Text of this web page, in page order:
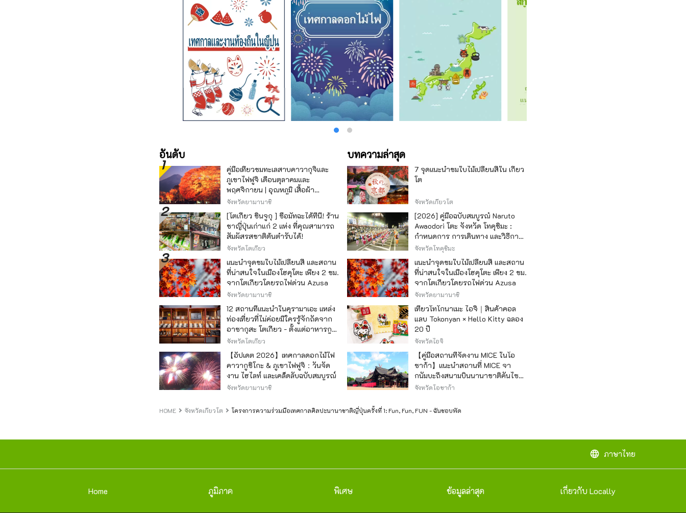
อันดับ
คู่มือเที่ยวชมทะเลสาบคาวากุจิและ
ภูเขาไฟฟูจิ เดือนตุลาคมและ
พฤศจิกายน | อุณหภูมิ เสื้อผ้า
เทศกาลใบไม้เปลี่ยนสี และจุดชมวิว
จังหวัดยามานาชิ
[โตเกียว ชินจูกุ ] ซื้อมัทฉะได้ที่นี่! ร้าน
ชาญี่ปุ่นเก่าแก่ 2 แห่ง ที่คุณสามารถ
สัมผัสรสชาติต้นตำรับได้!
จังหวัดโตเกียว
แนะนำจุดชมใบไม้เปลี่ยนสี และสถาน
ที่น่าสนใจในเมืองโฮคุโตะ เพียง 2 ชม.
จากโตเกียวโดยรถไฟด่วน Azusa
จังหวัดยามานาชิ
12 สถานที่แนะนำในคุรามาเอะ แหล่ง
ท่องเที่ยวที่ไม่ค่อยมีใครรู้จักถัดจาก
อาซากุสะ โตเกียว - ตั้งแต่อาหารกูร์
เมต์ยอดนิยมไปจนถึงร้านค้าที่มี
จังหวัดโตเกียว
【อัปเดต 2026】เทศกาลดอกไม้ไฟ
คาวากูชิโกะ & ภูเขาไฟฟูจิ：วันจัด
งาน ไฮไลท์ และเคล็ดลับฉบับสมบูรณ์
จังหวัดยามานาชิ
บทความล่าสุด
7 จุดแนะนำชมใบไม้เปลี่ยนสีใน เกียว
โต
จังหวัดเกียวโต
[2026] คู่มือฉบับสมบูรณ์ Naruto
Awaodori โตะ จังหวัด โทคุชิมะ :
กำหนดการ การเดินทาง และวิธีการ
เพลิดเพลิน
จังหวัดโทคุชิมะ
แนะนำจุดชมใบไม้เปลี่ยนสี และสถาน
ที่น่าสนใจในเมืองโฮคุโตะ เพียง 2 ชม.
จากโตเกียวโดยรถไฟด่วน Azusa
จังหวัดยามานาชิ
เที่ยวโทโกนาเมะ ไอจิ｜สินค้าคอล
แลบ Tokonyan × Hello Kitty ฉลอง
20 ปี
จังหวัดไอจิ
【คู่มือสถานที่จัดงาน MICE ในโอ
ซาก้า】แนะนำสถานที่ MICE จา
กนัมบะถึงสนามบินนานาชาติคันไซ
สำหรับการประชุมนานาชาติและ
จังหวัดโอซาก้า
HOME จังหวัดเกียวโต โครงการความร่วมมือเทศกาลศิลปะนานาชาติญี่ปุ่นครั้งที่ 1: Fun, Fun, FUN - ฉันชอบพัด
language ภาษาไทย
Home ภูมิภาค พิเศษ ข้อมูลล่าสุด เกี่ยวกับ Locally